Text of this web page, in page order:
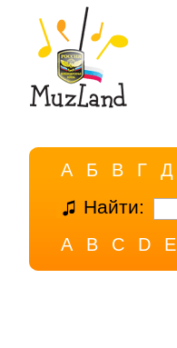
А Б В Г Д
Найти:
A B C D E